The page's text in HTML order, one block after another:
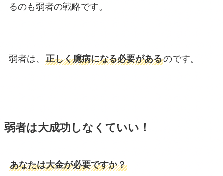
るのも弱者の戦略です。
弱者は、 正しく臆病になる必要があるのです。
弱者は大成功しなくていい！
あなたは大金が必要ですか？